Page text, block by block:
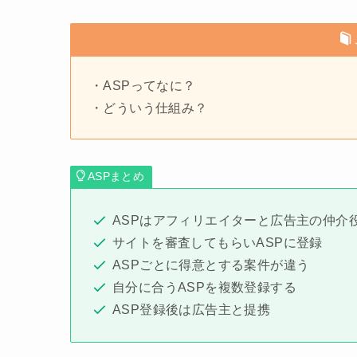
・ASPってなに？
・どういう仕組み？
ASPまとめ
ASPはアフィリエイターと広告主の仲介
サイトを審査してもらいASPに登録
ASPごとに得意とする案件が違う
自分に合うASPを複数登録する
ASP登録後は広告主と提携